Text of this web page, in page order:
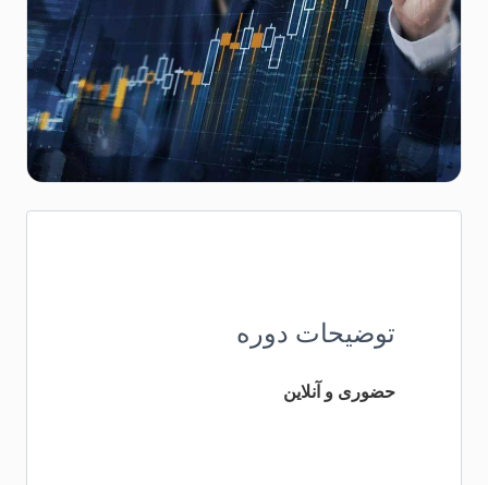
توضیحات دوره
حضوری و آنلاین